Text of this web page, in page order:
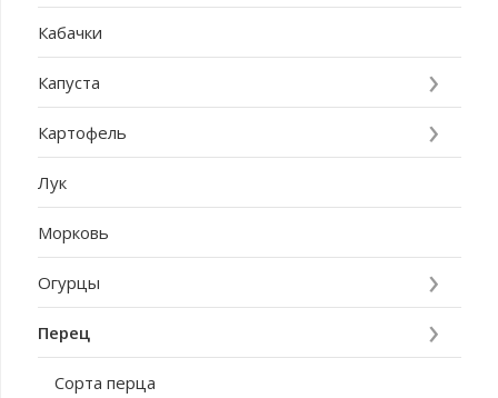
Кабачки
Капуста
Картофель
Лук
Морковь
Огурцы
Перец
Сорта перца